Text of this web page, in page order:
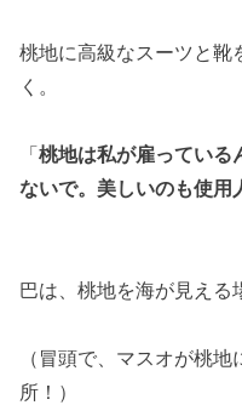
桃地に高級なスーツと靴
く。
「桃地は私が雇っている
ないで。美しいのも使用
巴は、桃地を海が見える
（冒頭で、マスオが桃
所！）